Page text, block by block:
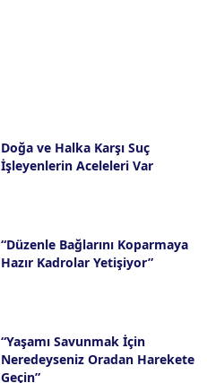
Doğa ve Halka Karşı Suç
İşleyenlerin Aceleleri Var
“Düzenle Bağlarını Koparmaya
Hazır Kadrolar Yetişiyor”
“Yaşamı Savunmak İçin
Neredeyseniz Oradan Harekete
Geçin”